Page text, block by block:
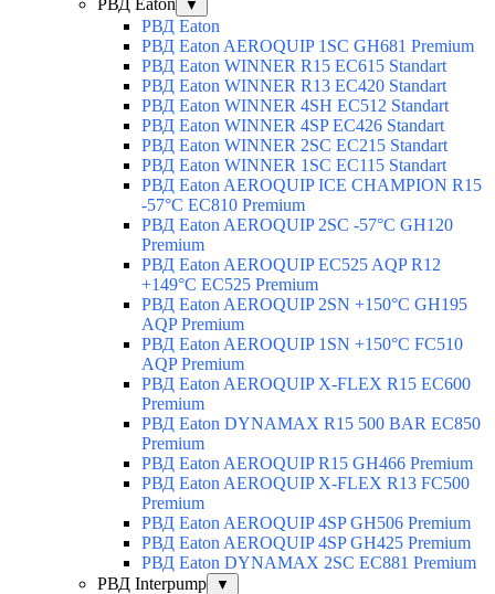
▼
РВД Eaton
РВД Eaton AEROQUIP 1SC GH681 Premium
РВД Eaton WINNER R15 EC615 Standart
РВД Eaton WINNER R13 EC420 Standart
РВД Eaton WINNER 4SH EC512 Standart
РВД Eaton WINNER 4SP EC426 Standart
РВД Eaton WINNER 2SC EC215 Standart
РВД Eaton WINNER 1SC EC115 Standart
РВД Eaton AEROQUIP ICE CHAMPION R15
-57°C EC810 Premium
РВД Eaton AEROQUIP 2SC -57°C GH120
Premium
РВД Eaton AEROQUIP EC525 AQP R12
+149°C EC525 Premium
РВД Eaton AEROQUIP 2SN +150°C GH195
AQP Premium
РВД Eaton AEROQUIP 1SN +150°C FC510
AQP Premium
РВД Eaton AEROQUIP X-FLEX R15 EC600
Premium
РВД Eaton DYNAMAX R15 500 BAR EC850
Premium
РВД Eaton AEROQUIP R15 GH466 Premium
РВД Eaton AEROQUIP X-FLEX R13 FC500
Premium
РВД Eaton AEROQUIP 4SP GH506 Premium
РВД Eaton AEROQUIP 4SP GH425 Premium
РВД Eaton DYNAMAX 2SC EC881 Premium
РВД Interpump
▼